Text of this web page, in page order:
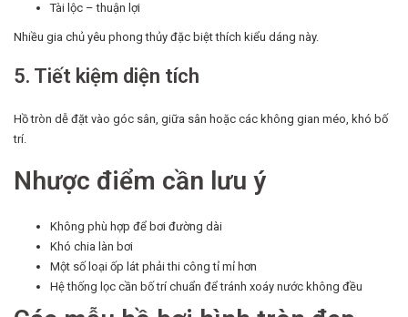
Tài lộc – thuận lợi
Nhiều gia chủ yêu phong thủy đặc biệt thích kiểu dáng này.
5. Tiết kiệm diện tích
Hồ tròn dễ đặt vào góc sân, giữa sân hoặc các không gian méo, khó bố
trí.
Nhược điểm cần lưu ý
Không phù hợp để bơi đường dài
Khó chia làn bơi
Một số loại ốp lát phải thi công tỉ mỉ hơn
Hệ thống lọc cần bố trí chuẩn để tránh xoáy nước không đều